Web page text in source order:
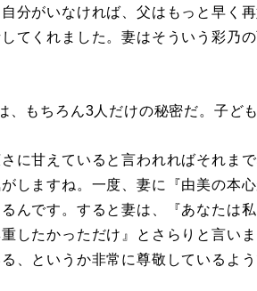
分がいなければ、父はもっと早く
てくれました。妻はそういう彩乃
もちろん3人だけの秘密だ。子ども
さに甘えていると言われればそれま
しますね。一度、妻に『由美の本
んです。すると妻は、『あなたは
したかっただけ』とさらりと言い
、というか非常に尊敬しているよう